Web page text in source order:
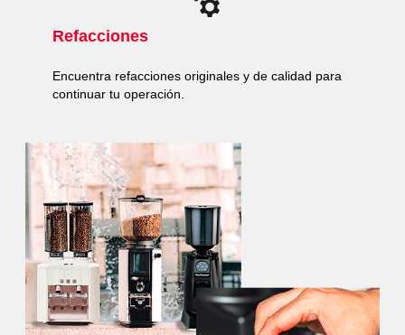
Refacciones
Encuentra refacciones originales y de calidad para
continuar tu operación.